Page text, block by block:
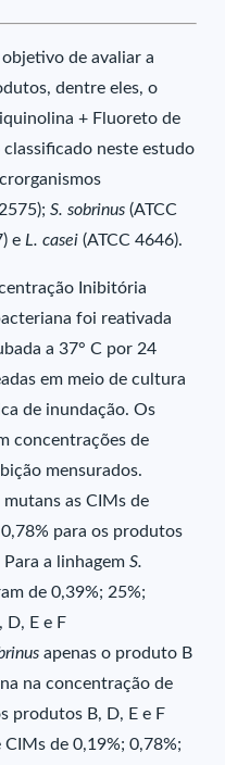
de avaliar a
dentre eles, o
+ Fluoreto de
neste estudo
S. sobrinus (ATCC
e L. casei(ATCC 4646).
Inibitória
foi reativada
a 37° C por 24
em meio de cultura
de inundação. Os
concentrações de
mensurados.
as CIMs de
para os produtos
Para a linhagemS.
de 0,39%; 25%;
D, E e F
apenas o produto B
na concentração de
produtos B, D, E e F
de 0,19%; 0,78%;